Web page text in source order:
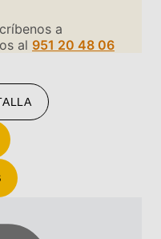
a
al 951 20 48 06